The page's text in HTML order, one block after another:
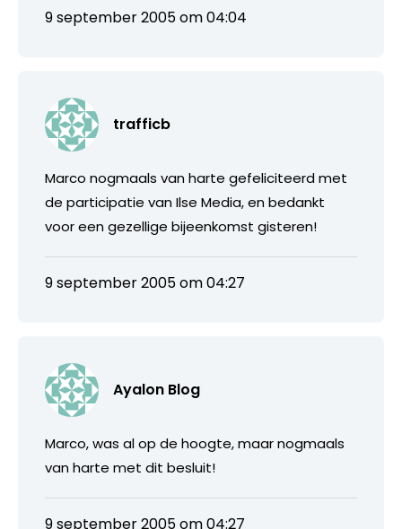
9 september 2005 om 04:04
trafficb
Marco nogmaals van harte gefeliciteerd met
de participatie van Ilse Media, en bedankt
voor een gezellige bijeenkomst gisteren!
9 september 2005 om 04:27
Ayalon Blog
Marco, was al op de hoogte, maar nogmaals
van harte met dit besluit!
9 september 2005 om 04:27